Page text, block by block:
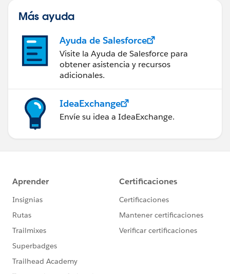
Más ayuda
Ayuda de Salesforce
Visite la Ayuda de Salesforce para
obtener asistencia y recursos
adicionales.
IdeaExchange
Envíe su idea a IdeaExchange.